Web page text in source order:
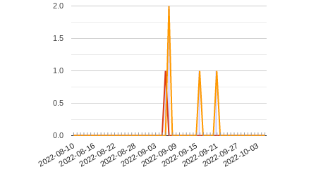
2022-08-102022-08-162022-08-222022-08-282022-09-032022-09-092022-09-152022-09-212022-09-272022-10-03
0.0
0.5
1.0
1.5
2.0